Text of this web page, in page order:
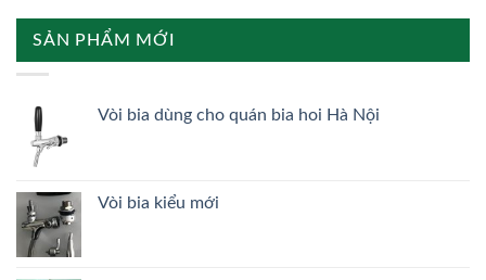
SẢN PHẨM MỚI
Vòi bia dùng cho quán bia hoi Hà Nội
Vòi bia kiểu mới